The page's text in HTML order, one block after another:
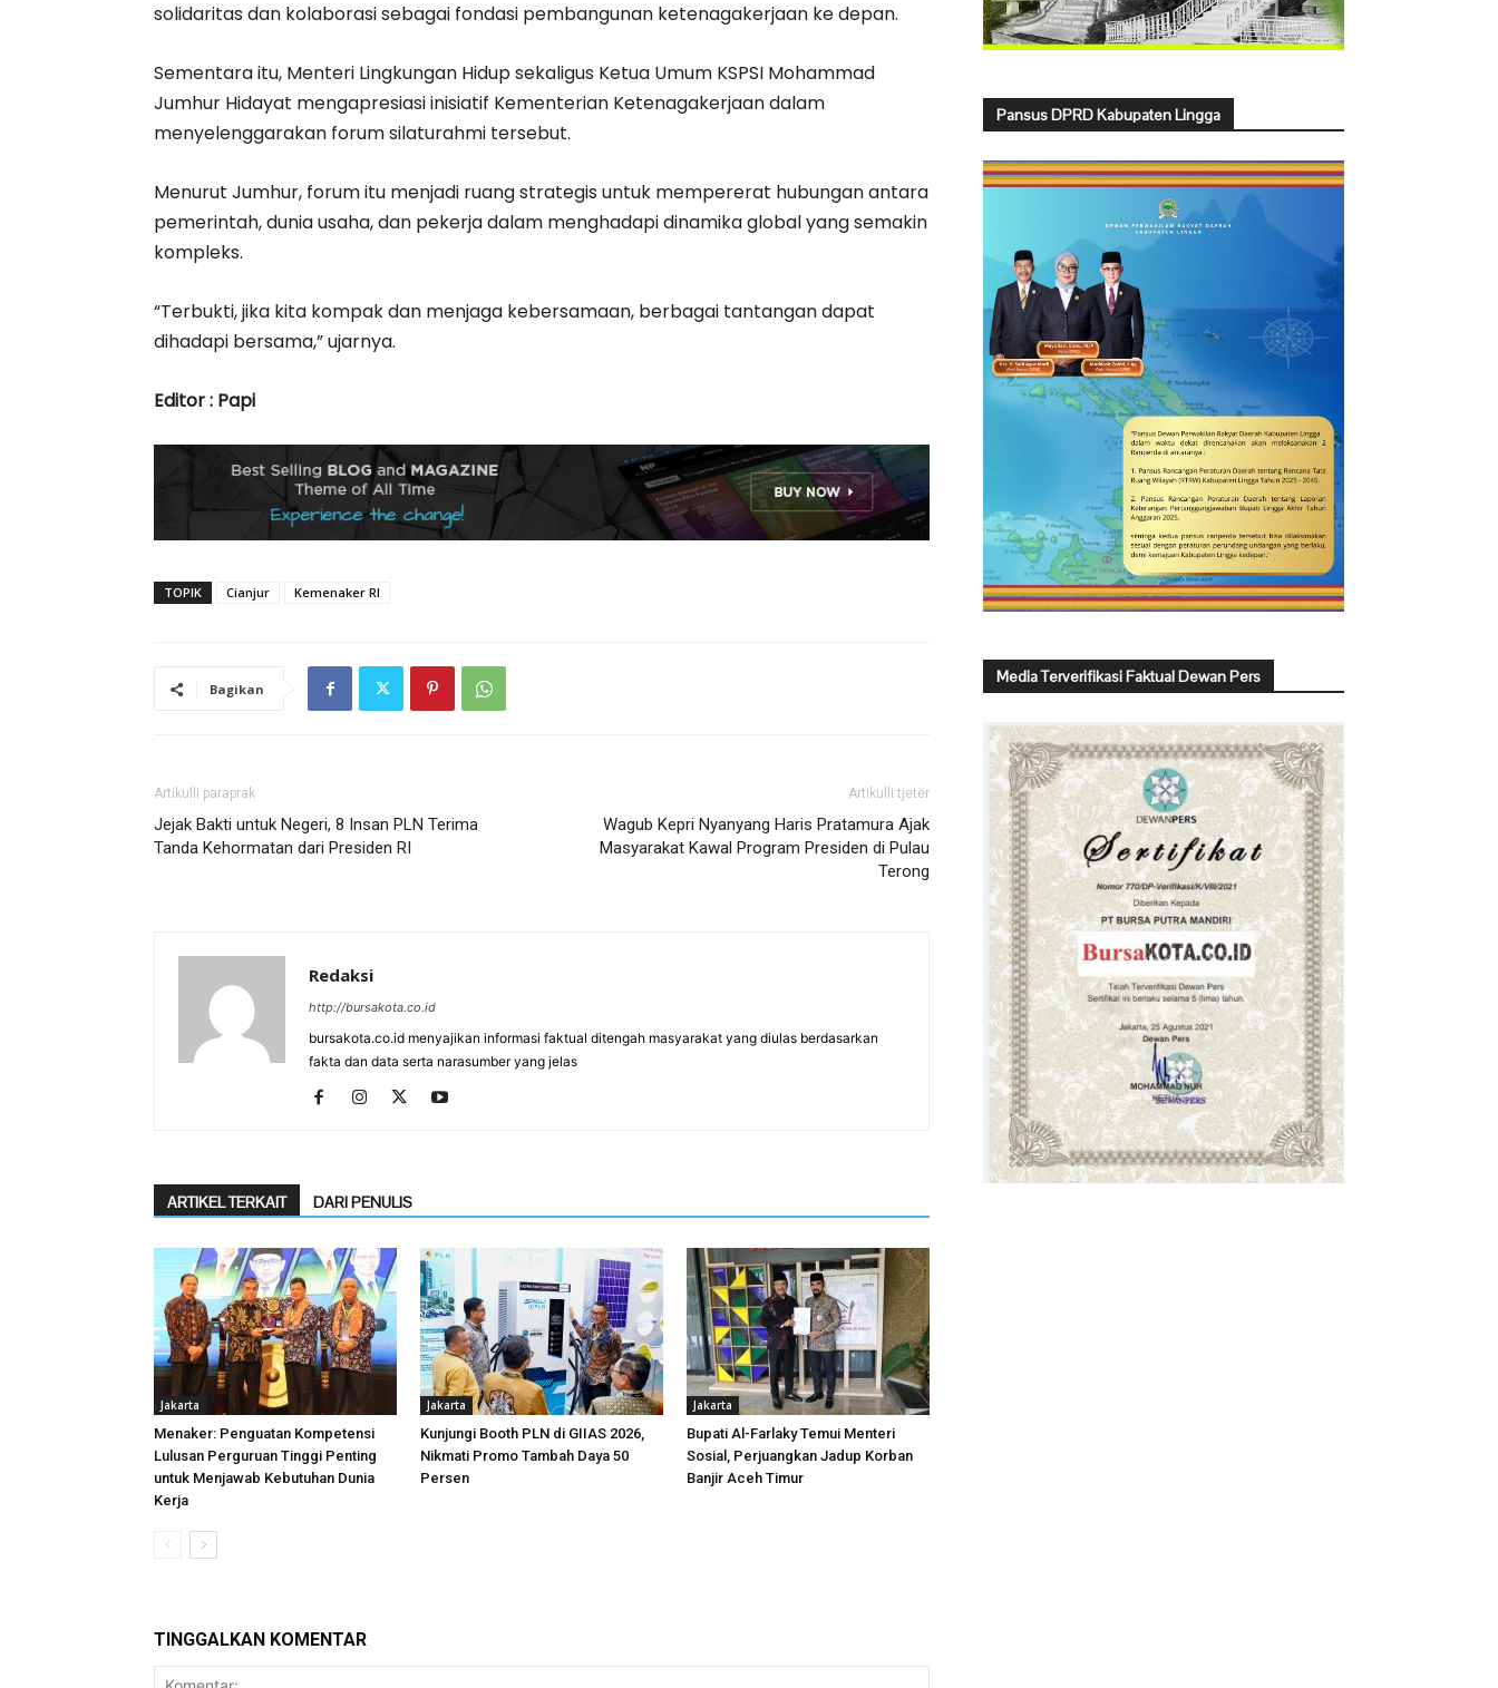
solidaritas dan kolaborasi sebagai fondasi pembangunan ketenagakerjaan ke depan.
Sementara itu, Menteri Lingkungan Hidup sekaligus Ketua Umum KSPSI Mohammad
Jumhur Hidayat mengapresiasi inisiatif Kementerian Ketenagakerjaan dalam
menyelenggarakan forum silaturahmi tersebut.
Menurut Jumhur, forum itu menjadi ruang strategis untuk mempererat hubungan antara
pemerintah, dunia usaha, dan pekerja dalam menghadapi dinamika global yang semakin
kompleks.
“Terbukti, jika kita kompak dan menjaga kebersamaan, berbagai tantangan dapat
dihadapi bersama,” ujarnya.
Editor : Papi
TOPIK Cianjur Kemenaker RI
Bagikan
Artikulli paraprak
Jejak Bakti untuk Negeri, 8 Insan PLN Terima
Tanda Kehormatan dari Presiden RI
Artikulli tjetër
Wagub Kepri Nyanyang Haris Pratamura Ajak
Masyarakat Kawal Program Presiden di Pulau
Terong
Redaksi
http://bursakota.co.id
bursakota.co.id menyajikan informasi faktual ditengah masyarakat yang diulas berdasarkan
fakta dan data serta narasumber yang jelas
ARTIKEL TERKAIT DARI PENULIS
Jakarta
Menaker: Penguatan Kompetensi
Lulusan Perguruan Tinggi Penting
untuk Menjawab Kebutuhan Dunia
Kerja
Jakarta
Kunjungi Booth PLN di GIIAS 2026,
Nikmati Promo Tambah Daya 50
Persen
Jakarta
Bupati Al-Farlaky Temui Menteri
Sosial, Perjuangkan Jadup Korban
Banjir Aceh Timur
TINGGALKAN KOMENTAR
Pansus DPRD Kabupaten Lingga
Media Terverifikasi Faktual Dewan Pers